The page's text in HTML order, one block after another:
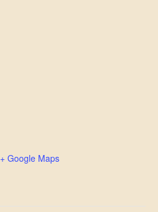
+ Google Maps